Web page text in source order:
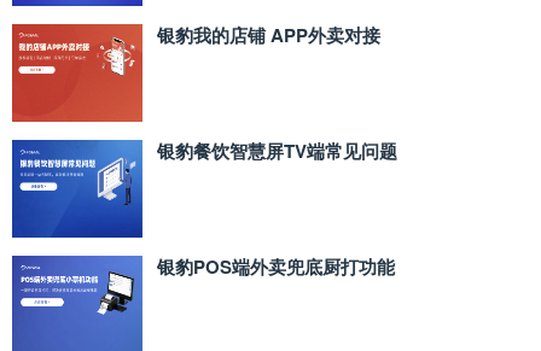
银豹我的店铺 APP外卖对接
银豹餐饮智慧屏TV端常见问题
银豹POS端外卖兜底厨打功能